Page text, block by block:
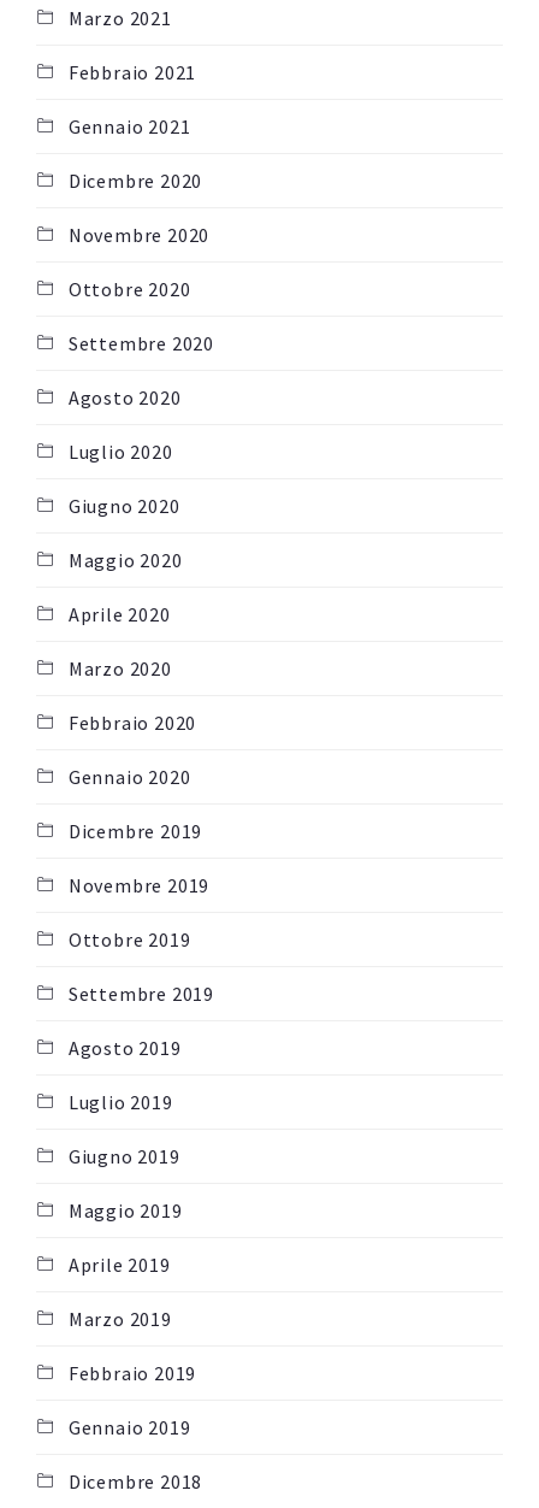
Marzo 2021
Febbraio 2021
Gennaio 2021
Dicembre 2020
Novembre 2020
Ottobre 2020
Settembre 2020
Agosto 2020
Luglio 2020
Giugno 2020
Maggio 2020
Aprile 2020
Marzo 2020
Febbraio 2020
Gennaio 2020
Dicembre 2019
Novembre 2019
Ottobre 2019
Settembre 2019
Agosto 2019
Luglio 2019
Giugno 2019
Maggio 2019
Aprile 2019
Marzo 2019
Febbraio 2019
Gennaio 2019
Dicembre 2018